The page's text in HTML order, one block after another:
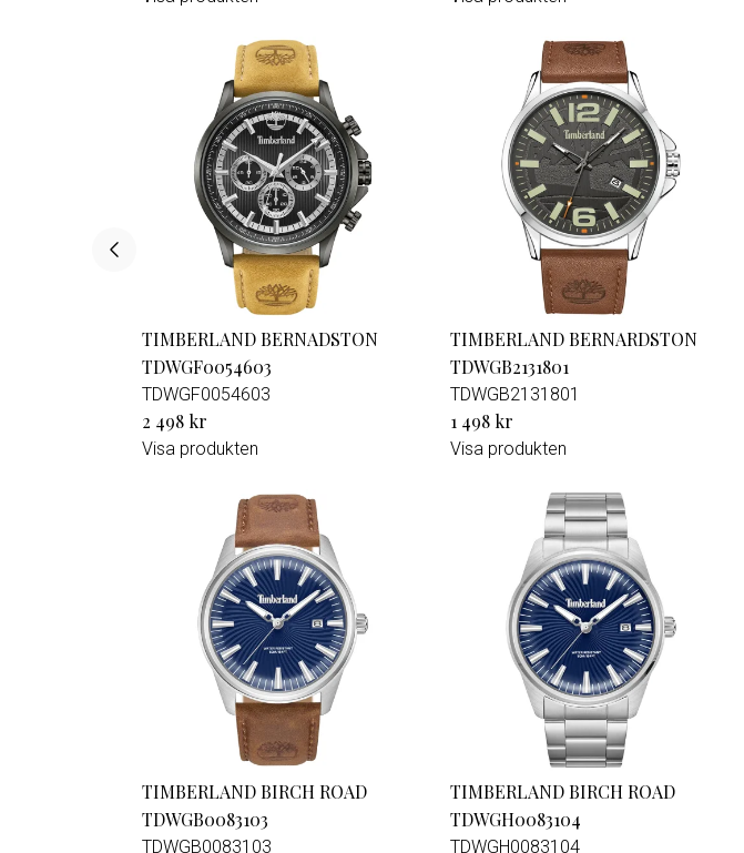
TIMBERLAND BERNADSTON
TDWGF0054603
TDWGF0054603
2 498 kr
Visa produkten
TIMBERLAND BERNARDSTON
TDWGB2131801
TDWGB2131801
1 498 kr
Visa produkten
TIMBERLAND BIRCH ROAD
TDWGB0083103
TDWGB0083103
TIMBERLAND BIRCH ROAD
TDWGH0083104
TDWGH0083104